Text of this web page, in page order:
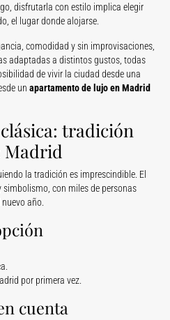
disfrutarla con estilo implica elegir
el lugar donde alojarse.
comodidad y sin improvisaciones,
adaptadas a distintos gustos, todas
de vivir la ciudad desde una
un apartamento de lujo en Madrid
tradición
Madrid
la tradición es imprescindible. El
simbolismo, con miles de personas
año.
por primera vez.
cuenta